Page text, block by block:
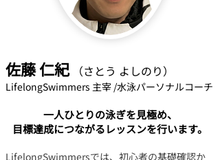
佐藤 仁紀 （さとう よしのり）
​LifelongSwimmers 主宰 /水泳パーソナルコーチ
一人ひとりの泳ぎを見極め、
目標達成につながるレッスンを行います。
LifelongSwimmersでは、初心者の基礎確認か